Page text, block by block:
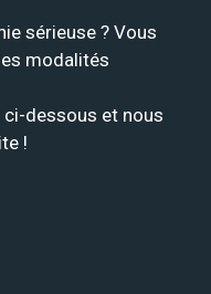
sérieuse ? Vous
modalités
dessous et nous
!